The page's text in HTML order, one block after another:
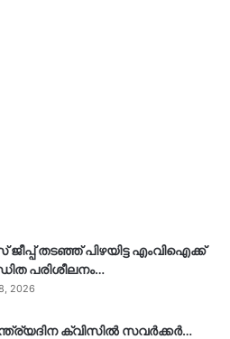
തടഞ്ഞ് പിഴയിട്ട എംവിഐക്ക്
പരിശീലനം…
2026
ക്വിസിൽ സവർക്കർ…